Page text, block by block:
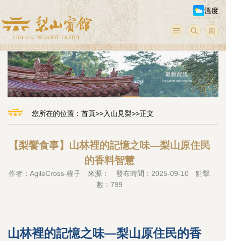
溫度
您所在的位置： 首頁>>入山見梨>>正文
【梨饗食事】山林裡的記憶之味—梨山原住民
的香料智慧
作者：AgileCross-權子 來源： 發布時間：2025-09-10 點擊
數：799
山林裡的記憶之味—梨山原住民的香